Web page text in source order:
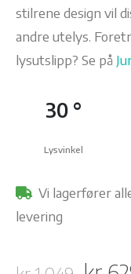
stilrene design vil
andre utelys.
lysutslipp? Se på
30 °
Lysvinkel
Vi lagerfører
levering